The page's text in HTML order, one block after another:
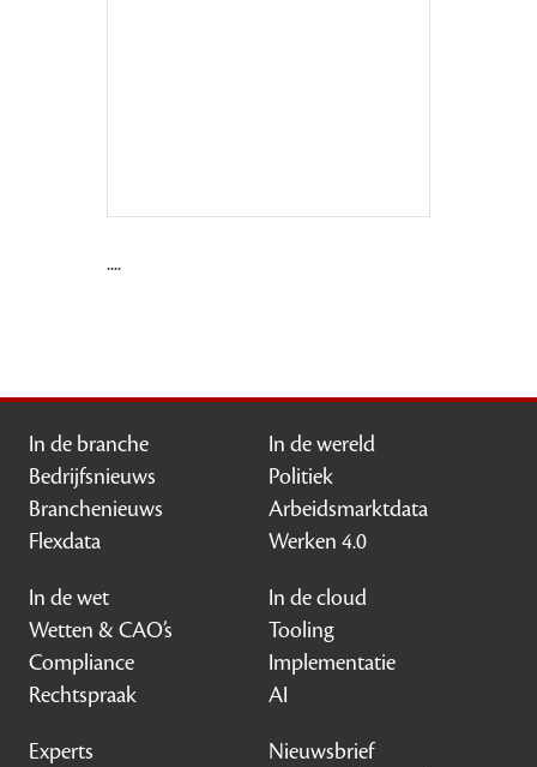
....
In de branche
Bedrijfsnieuws
Branchenieuws
Flexdata
In de wereld
Politiek
Arbeidsmarktdata
Werken 4.0
In de wet
Wetten & CAO’s
Compliance
Rechtspraak
In de cloud
Tooling
Implementatie
AI
Experts
Nieuwsbrief